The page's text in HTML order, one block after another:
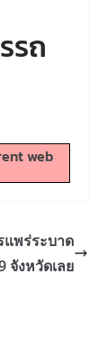
รถ
web
แพร่ระบาด
จังหวัดเลย